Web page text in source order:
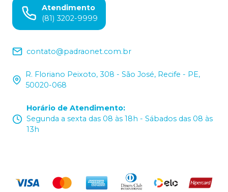
Atendimento
(81) 3202-9999
contato@padraonet.com.br
R. Floriano Peixoto, 308 - São José, Recife - PE,
50020-068
Horário de Atendimento:
Segunda a sexta das 08 às 18h - Sábados das 08 às
13h